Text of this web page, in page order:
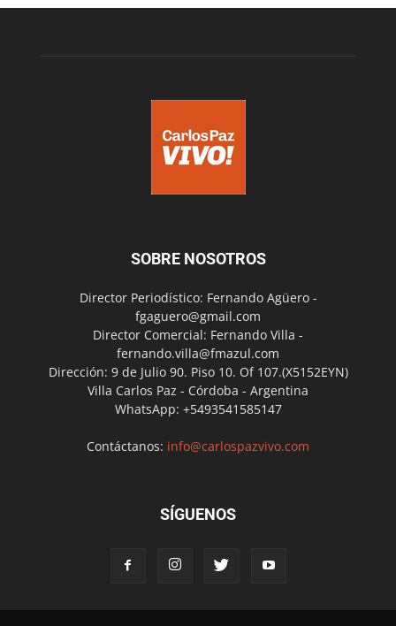
SOBRE NOSOTROS
Director Periodístico: Fernando Agüero -
fgaguero@gmail.com
Director Comercial: Fernando Villa -
fernando.villa@fmazul.com
Dirección: 9 de Julio 90. Piso 10. Of 107.(X5152EYN)
Villa Carlos Paz - Córdoba - Argentina
WhatsApp: +5493541585147
Contáctanos: info@carlospazvivo.com
SÍGUENOS